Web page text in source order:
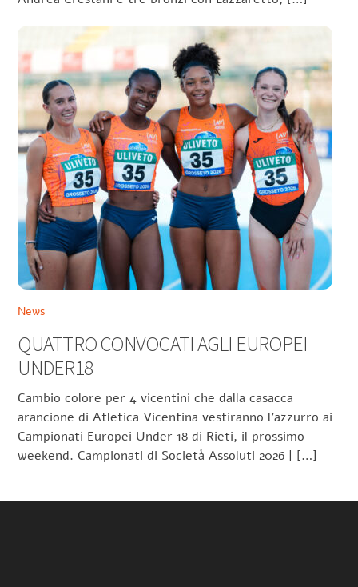
News
QUATTRO CONVOCATI AGLI EUROPEI
UNDER18
Cambio colore per 4 vicentini che dalla casacca
arancione di Atletica Vicentina vestiranno l’azzurro ai
Campionati Europei Under 18 di Rieti, il prossimo
weekend. Campionati di Società Assoluti 2026 | […]